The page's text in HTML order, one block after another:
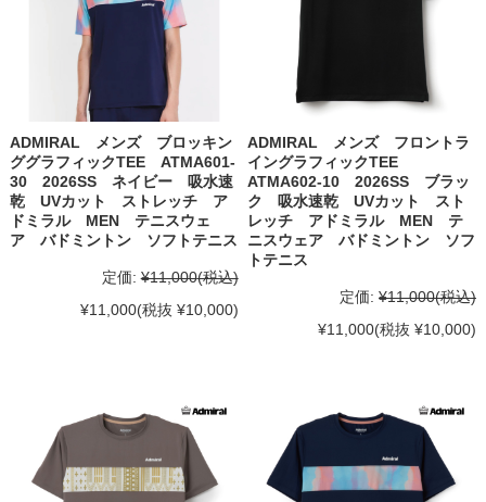
ADMIRAL メンズ ブロッキン
ググラフィックTEE ATMA601-
30 2026SS ネイビー 吸水速
乾 UVカット ストレッチ ア
ドミラル MEN テニスウェ
ア バドミントン ソフトテニス
定価: ¥11,000(税込)
¥11,000(税抜 ¥10,000)
ADMIRAL メンズ フロントラ
イングラフィックTEE
ATMA602-10 2026SS ブラッ
ク 吸水速乾 UVカット スト
レッチ アドミラル MEN テ
ニスウェア バドミントン ソフ
トテニス
定価: ¥11,000(税込)
¥11,000(税抜 ¥10,000)